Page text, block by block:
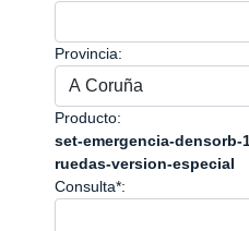
Provincia:
Producto:
set-emergencia-
ruedas-version-especial
Consulta*: